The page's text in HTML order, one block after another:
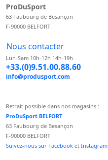
ProDuSport
63 Faubourg de Besançon
F-90000 BELFORT
Nous contacter
Lun-Sam 10h-12h 14h-19h
+33.(0)9.51.00.88.60
info@produsport.com
Retrait possible dans nos magasins :
ProDuSport BELFORT
63 Faubourg de Besançon
F-90000 BELFORT
Suivez-nous sur Facebook et Instagram